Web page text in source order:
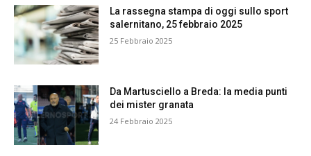
La rassegna stampa di oggi sullo sport
salernitano, 25 febbraio 2025
25 Febbraio 2025
Da Martusciello a Breda: la media punti
dei mister granata
24 Febbraio 2025